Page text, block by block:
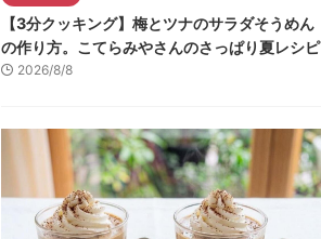
【3分クッキング】梅とツナのサラダそうめん
の作り方。こてらみやさんのさっぱり夏レシピ
2026/8/8